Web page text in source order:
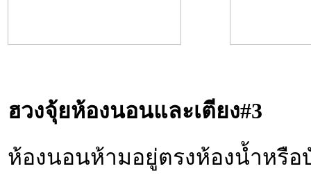
ฮวงจุ้ยห้องนอนและเตียง#3
ห้องนอนห้ามอยู่ตรงห้องน้ำหรื